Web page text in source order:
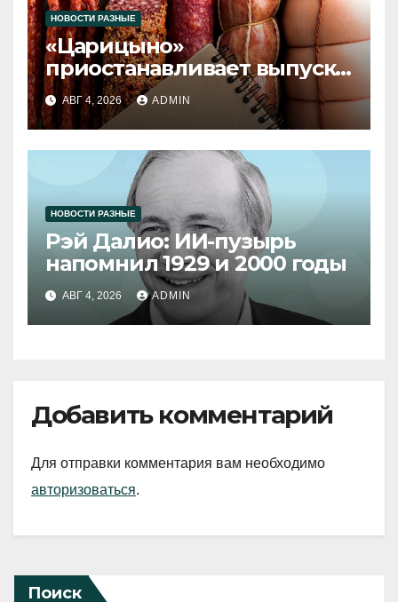
НОВОСТИ РАЗНЫЕ
«Царицыно»
приостанавливает выпуск
продукции
АВГ 4, 2026 ADMIN
НОВОСТИ РАЗНЫЕ
Рэй Далио: ИИ-пузырь
напомнил 1929 и 2000 годы
АВГ 4, 2026 ADMIN
Добавить комментарий
Для отправки комментария вам необходимо
авторизоваться.
Поиск